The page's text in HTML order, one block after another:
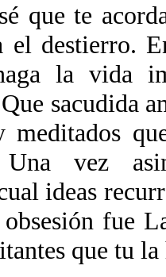
que te
el destierro.
la vida
sacudida
meditados
Una vez
ideas
fue
que tu